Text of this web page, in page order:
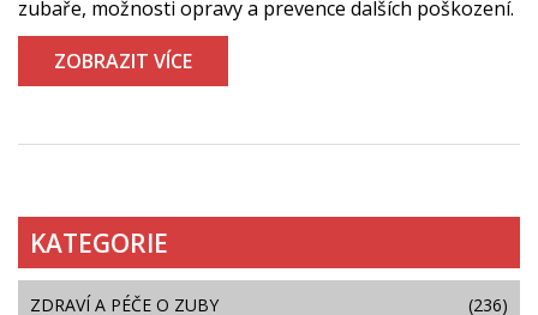
zubaře, možnosti opravy a prevence dalších poškození.
ZOBRAZIT VÍCE
KATEGORIE
ZDRAVÍ A PÉČE O ZUBY (236)